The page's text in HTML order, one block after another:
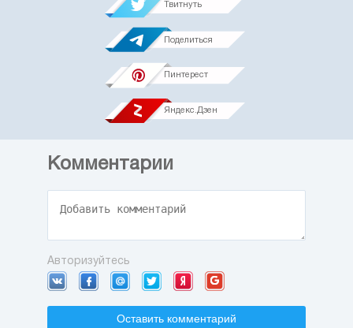
Твитнуть
Поделиться
Пинтерест
Яндекс.Дзен
Комментарии
Авторизуйтесь
Оставить комментарий